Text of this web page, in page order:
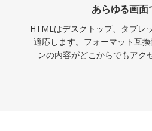
あらゆる画面
HTMLはデスクトップ、タブレ
適応します。フォーマット互
ンの内容がどこからでもアク